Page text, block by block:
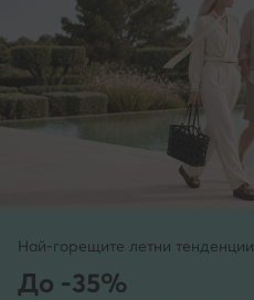
Най-горещите летни тенденции
До -35%